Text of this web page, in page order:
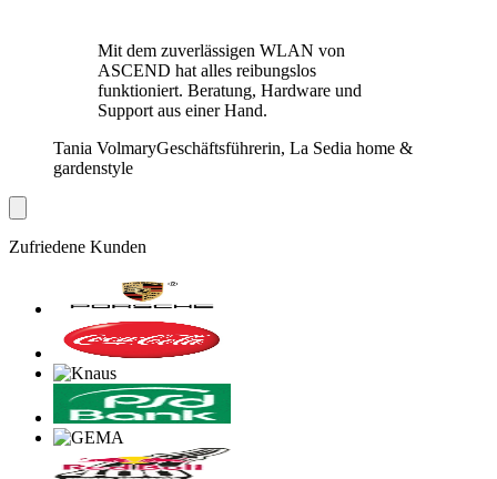
Mit dem zuverlässigen WLAN von
ASCEND hat alles reibungslos
funktioniert. Beratung, Hardware und
Support aus einer Hand.
Tania VolmaryGeschäftsführerin, La Sedia home &
gardenstyle
Zufriedene Kunden